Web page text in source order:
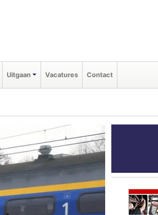
Uitgaan Vacatures Contact